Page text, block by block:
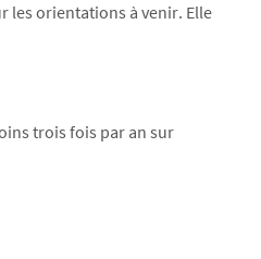
les orientations à venir. Elle
trois fois par an sur